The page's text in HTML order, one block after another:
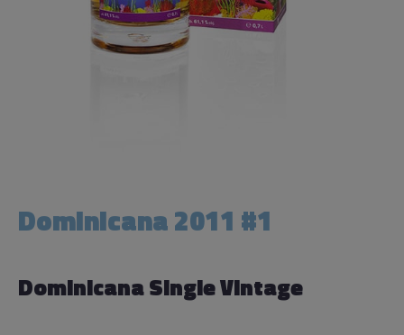
Dominicana 2011 #1
Dominicana Single Vintage